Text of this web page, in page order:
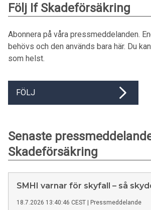
Följ If Skadeförsäkring
Abonnera på våra pressmeddelanden.
behövs och den används bara här. Du
som helst.
FÖLJ
Senaste
Skadeförsäkring
SMHI varnar för skyfall – så
18.7.2026 13:40:46 CEST | Pressmeddelande